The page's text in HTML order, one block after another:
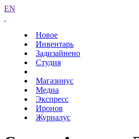
EN
Новое
Инвентарь
Задизайнено
Студия
Магазинус
Медиа
Экспресс
Иронов
Журналус